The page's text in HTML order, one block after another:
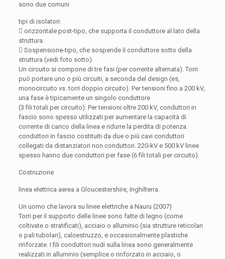
sono due comuni
tipi di isolatori:
 orizzontale post-tipo, che supporta il conduttore al lato della
struttura.
 Sospensione-tipo, che sospende il conduttore sotto della
struttura (vedi foto sotto).
Un circuito si compone di tre fasi (per corrente alternata). Torri
può portare uno o più circuiti, a seconda del design (es,
monocircuito vs. torri doppio circuito). Per tensioni fino a 200 kV,
una fase è tipicamente un singolo conduttore
(3 fili totali per circuito). Per tensioni oltre 200 kV, conduttori in
fascio sono spesso utilizzati per aumentare la capacità di
corrente di carico della linea e ridurre la perdita di potenza.
conduttori in fascio costituiti da due o più cavi conduttori
collegati da distanziatori non conduttori. 220-kV e 500 kV linee
spesso hanno due conduttori per fase (6 fili totali per circuito).
Costruzione
linea elettrica aerea a Gloucestershire, Inghilterra.
Un uomo che lavora su linee elettriche a Nauru (2007)
Torri per il supporto delle linee sono fatte di legno (come
coltivate o stratificati), acciaio o alluminio (sia strutture reticolari
o pali tubolari), calcestruzzo, e occasionalmente plastiche
rinforzate. I fili conduttori nudi sulla linea sono generalmente
realizzati in alluminio (semplice o rinforzato in acciaio, o